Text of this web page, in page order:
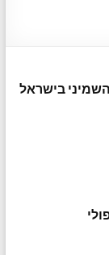
השמיני בישראל